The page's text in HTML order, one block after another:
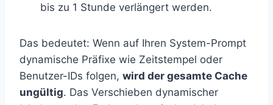
bis zu 1 Stunde verlängert werden.
Das bedeutet: Wenn auf Ihren System-Prompt
dynamische Präfixe wie Zeitstempel oder
Benutzer-IDs folgen, wird der gesamte Cache
ungültig. Das Verschieben dynamischer